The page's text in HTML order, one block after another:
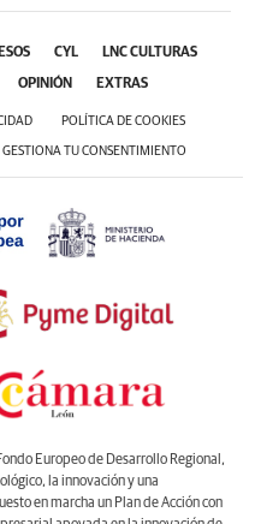
CYL LNC CULTURAS
OPINIÓN EXTRAS
POLÍTICA DE COOKIES
GESTIONA TU CONSENTIMIENTO
Europeo de Desarrollo Regional,
la innovación y una
en marcha un Plan de Acción con